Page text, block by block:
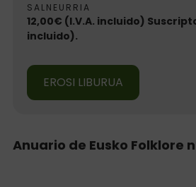
SALNEURRIA
12,00€ (I.V.A. incluido)
incluido).
EROSI LIBURUA
Anuario de Eusko Folklore